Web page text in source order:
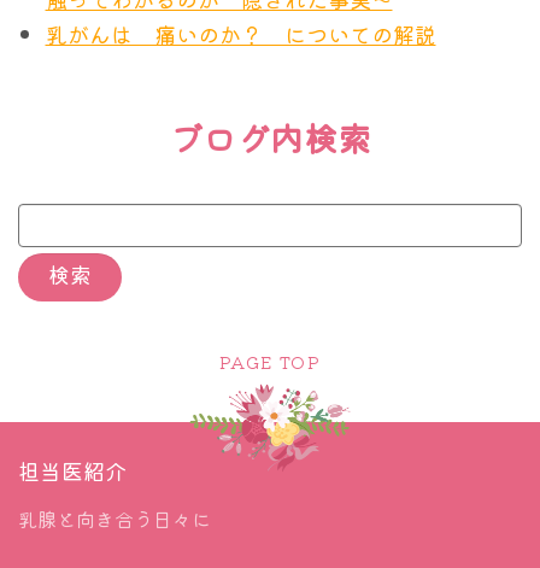
置き換えてしまいました。副作用が少なく、そして
プチンは劇的な効果をもたらしますが、それはあく
までHER2蛋白を表面に出し、それを利用している
がん細胞だけです。HER2蛋白を利用しないがん細
せん。念のためHER2を持たないがんにもハーセプ
チンを試してみた研究も多くなされましたが、予想
通りの失敗に終わりました。
HER2を持っている、持っていない、という観点か
乳がんは 痛いのか？ についての解説
ブログ内検索
PAGE TOP
担当医紹介
乳腺と向き合う日々に